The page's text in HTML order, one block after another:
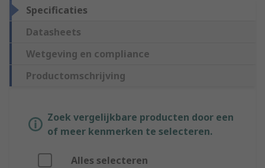
Specificaties
Datasheets
Wetgeving en compliance
Productomschrijving
Zoek vergelijkbare producten door een
of meer kenmerken te selecteren.
Alles selecteren